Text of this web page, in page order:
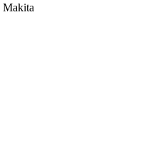
Makita